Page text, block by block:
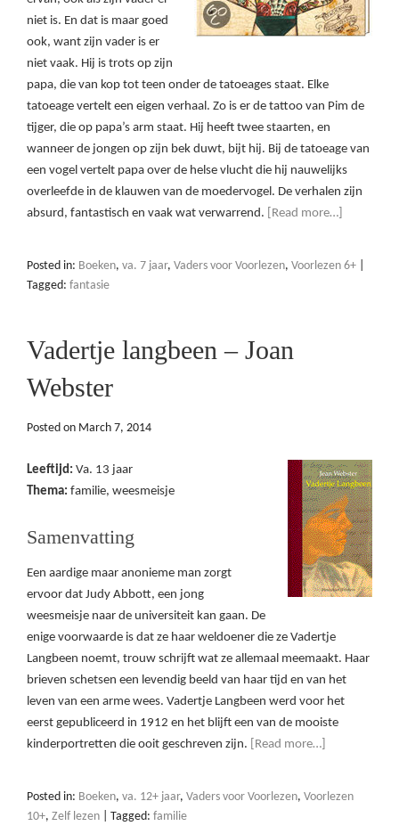
niet is. En dat is maar goed
ook, want zijn vader is er
niet vaak. Hij is trots op zijn
papa, die van kop tot teen onder de tatoeages staat. Elke
tatoeage vertelt een eigen verhaal. Zo is er de tattoo van Pim de
tijger, die op papa’s arm staat. Hij heeft twee staarten, en
wanneer de jongen op zijn bek duwt, bijt hij. Bij de tatoeage van
een vogel vertelt papa over de helse vlucht die hij nauwelijks
overleefde in de klauwen van de moedervogel. De verhalen zijn
absurd, fantastisch en vaak wat verwarrend.
[Read more…]
Posted in: Boeken, va. 7 jaar, Vaders voor Voorlezen, Voorlezen 6+
Tagged: fantasie
Vadertje langbeen – Joan
Webster
Posted on March 7, 2014
Leeftijd: Va. 13 jaar
Thema: familie, weesmeisje
Samenvatting
Een aardige maar anonieme man zorgt
ervoor dat Judy Abbott, een jong
weesmeisje naar de universiteit kan gaan. De
enige voorwaarde is dat ze haar weldoener die ze Vadertje
Langbeen noemt, trouw schrijft wat ze allemaal meemaakt. Haar
brieven schetsen een levendig beeld van haar tijd en van het
leven van een arme wees. Vadertje Langbeen werd voor het
eerst gepubliceerd in 1912 en het blijft een van de mooiste
kinderportretten die ooit geschreven zijn.
[Read more…]
Posted in: Boeken, va. 12+ jaar, Vaders voor Voorlezen, Voorlezen
10+, Zelf lezen Tagged: familie